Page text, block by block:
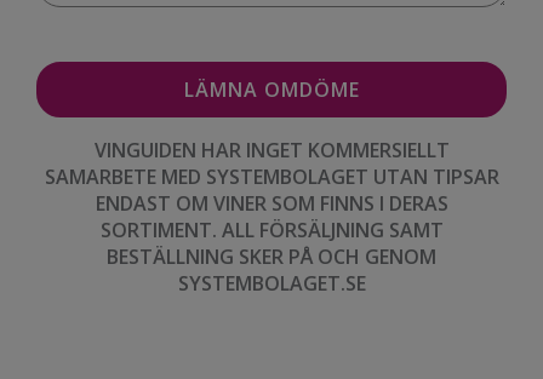
VINGUIDEN HAR INGET KOMMERSIELLT
SAMARBETE MED SYSTEMBOLAGET UTAN TIPSAR
ENDAST OM VINER SOM FINNS I DERAS
SORTIMENT. ALL FÖRSÄLJNING SAMT
BESTÄLLNING SKER PÅ OCH GENOM
SYSTEMBOLAGET.SE